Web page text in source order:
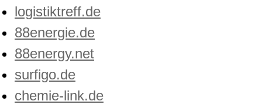
logistiktreff.de
88energie.de
88energy.net
surfigo.de
chemie-link.de